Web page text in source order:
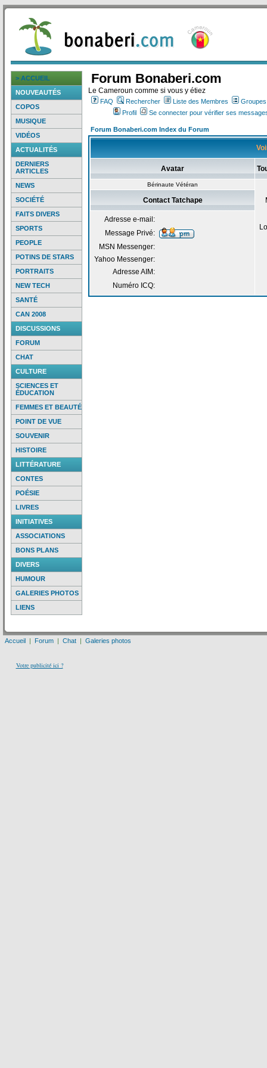
> ACCUEIL
NOUVEAUTÉS
COPOS
MUSIQUE
VIDÉOS
ACTUALITÉS
DERNIERS
ARTICLES
NEWS
SOCIÉTÉ
FAITS DIVERS
SPORTS
PEOPLE
POTINS DE STARS
PORTRAITS
NEW TECH
SANTÉ
CAN 2008
DISCUSSIONS
FORUM
CHAT
CULTURE
SCIENCES ET
ÉDUCATION
FEMMES ET BEAUTÉ
POINT DE VUE
SOUVENIR
HISTOIRE
LITTÉRATURE
CONTES
POÉSIE
LIVRES
INITIATIVES
ASSOCIATIONS
BONS PLANS
DIVERS
HUMOUR
GALERIES PHOTOS
LIENS
Forum Bonaberi.com
Le Cameroun comme si vous y étiez
FAQ Rechercher Liste des Membres
Profil
Se connecter pour vérifier ses
Forum Bonaberi.com Index du Forum
Avatar
Bérinaute Vétéran
Contact Tatchape
Adresse e-mail:
Message Privé:
MSN Messenger:
Yahoo Messenger:
Adresse AIM:
Numéro ICQ:
Accueil | Forum | Chat | Galeries photos
Votre publicité ici ?